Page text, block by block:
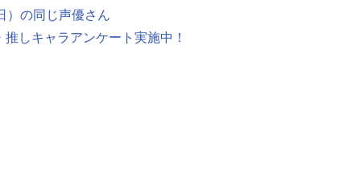
）の同じ声優さん
しキャラアンケート実施中！